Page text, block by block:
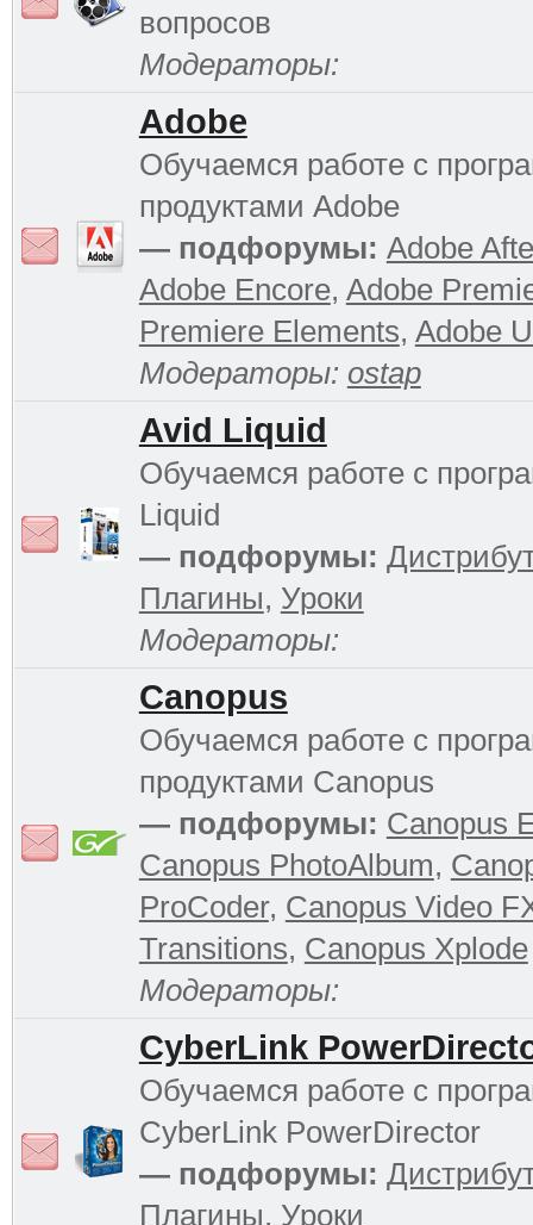
вопросов
Модераторы:
Adobe
Обучаемся работе с
продуктами Adobe
— подфорумы: Adobe
Adobe Encore, Adobe
Premiere Elements, Adobe
Модераторы: ostap
Avid Liquid
Обучаемся работе с
Liquid
— подфорумы:
Плагины, Уроки
Модераторы:
Canopus
Обучаемся работе с
продуктами Canopus
— подфорумы: Canopus
Canopus PhotoAlbum,
ProCoder, Canopus Video
Transitions, Canopus Xplode
Модераторы:
CyberLink
Обучаемся работе с
CyberLink PowerDirector
— подфорумы:
Плагины, Уроки